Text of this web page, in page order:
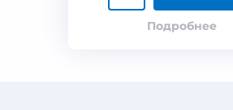
Подробнее